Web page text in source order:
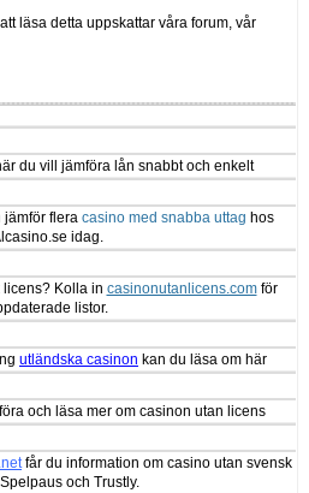
läsa detta uppskattar våra forum, vår
du vill jämföra lån snabbt och enkelt
jämför flera casino med snabba uttag hos
idag.
licens? Kolla in casinonutanlicens.comför
listor.
utländska casinon kan du läsa om här
och läsa mer om casinon utan licens
får du information om casino utan svensk
och Trustly.